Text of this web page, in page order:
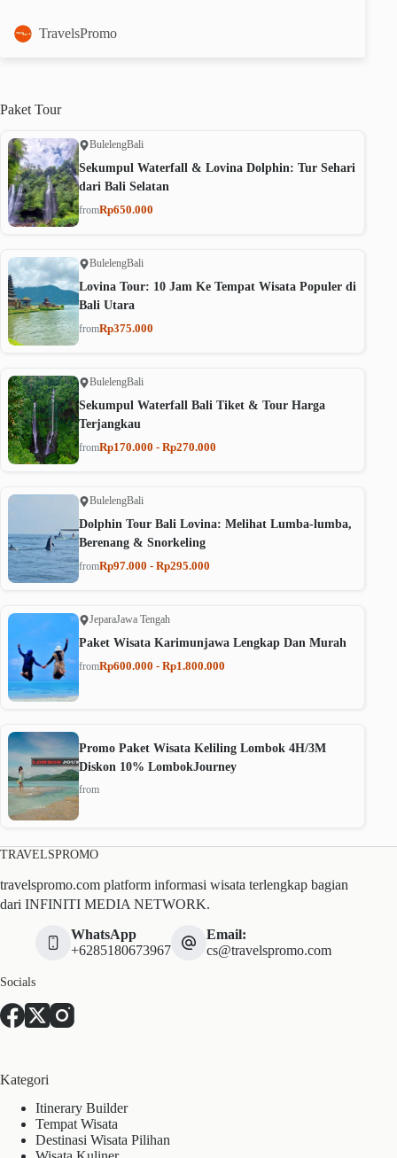
TravelsPromo
Paket Tour
BulelengBali
Sekumpul Waterfall & Lovina Dolphin: Tur Sehari
dari Bali Selatan
fromRp650.000
BulelengBali
Lovina Tour: 10 Jam Ke Tempat Wisata Populer di
Bali Utara
fromRp375.000
BulelengBali
Sekumpul Waterfall Bali Tiket & Tour Harga
Terjangkau
fromRp170.000 - Rp270.000
BulelengBali
Dolphin Tour Bali Lovina: Melihat Lumba-lumba,
Berenang & Snorkeling
fromRp97.000 - Rp295.000
JeparaJawa Tengah
Paket Wisata Karimunjawa Lengkap Dan Murah
fromRp600.000 - Rp1.800.000
Promo Paket Wisata Keliling Lombok 4H/3M
Diskon 10% LombokJourney
from
TRAVELSPROMO
travelspromo.com platform informasi wisata terlengkap bagian
dari INFINITI MEDIA NETWORK.
WhatsApp
+6285180673967
Email:
cs@travelspromo.com
Socials
Kategori
Itinerary Builder
Tempat Wisata
Destinasi Wisata Pilihan